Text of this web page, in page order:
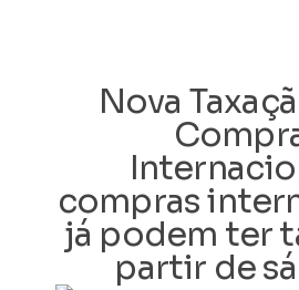
Nova
compras
já podem ter
partir de